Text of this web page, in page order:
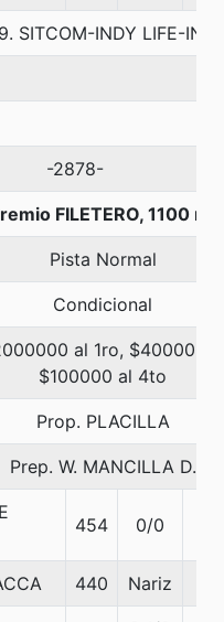
SITCOM-INDY LIFE-
-2878-
FILETERO, 1100
Pista Normal
Condicional
al 1ro, $400000
$100000 al 4to
Prop. PLACILLA
Prep. W. MANCILLA D.
454 0/0
440 Nariz